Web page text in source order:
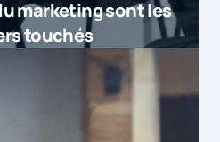
marketing sont les
touchés